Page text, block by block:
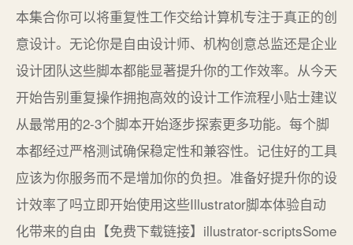
本集合你可以将重复性工作交给计算机专注于真正的创
意设计。无论你是自由设计师、机构创意总监还是企业
设计团队这些脚本都能显著提升你的工作效率。从今天
开始告别重复操作拥抱高效的设计工作流程小贴士建议
从最常用的2-3个脚本开始逐步探索更多功能。每个脚
本都经过严格测试确保稳定性和兼容性。记住好的工具
应该为你服务而不是增加你的负担。准备好提升你的设
计效率了吗立即开始使用这些Illustrator脚本体验自动
化带来的自由【免费下载链接】illustrator-scriptsSome